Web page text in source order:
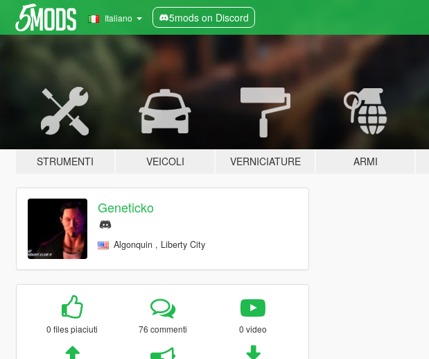
Italiano 5mods on Discord
STRUMENTI VEICOLI VERNICIATURE ARMI
Geneticko
Algonquin , Liberty City
0 files piaciuti 76 commenti 0 video